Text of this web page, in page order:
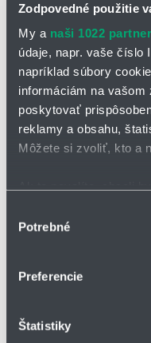
Zodpovedné použitie
My a naši 1022
údaje, napr. vaše číslo
napríklad súbory
informáciám na
poskytovať
reklamy a obsahu,
Môžete si zvoliť, kto a
polohe s
Viac informácií o tom,
môžete kedykoľvek
súhlasu
Potrebné
Preferencie
Štatistiky
Pádlový prietokomer
médium: kvapaliny a
rozsah merania: 0,8 -
pripojenie: medzi
rôzne varianty